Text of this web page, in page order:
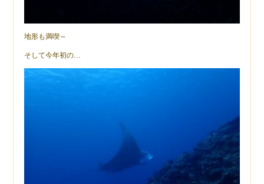
地形も満喫～
そして今年初の…